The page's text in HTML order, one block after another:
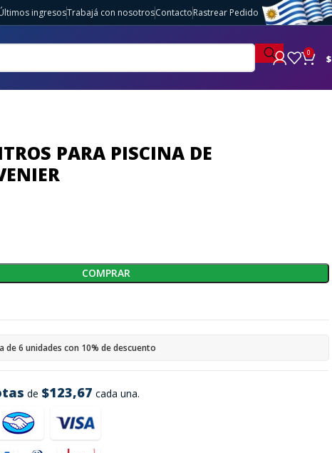
ingresosTrabajá con nosotrosContactoRastrear Pedido
0 $
PARA PISCINA DE
de $123,67 cada una.
de 6 unidades con 10% de descuento
COMPRAR